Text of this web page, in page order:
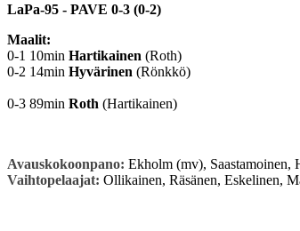
LaPa-95 - PAVE 0-3 (0-2)
Maalit:
0-1 10min Hartikainen (Roth)
0-2 14min Hyvärinen (Rönkkö)
0-3 89min Roth (Hartikainen)
Avauskokoonpano: Ekholm (mv),
Vaihtopelaajat: Ollikainen, Räsänen, Eskelinen,